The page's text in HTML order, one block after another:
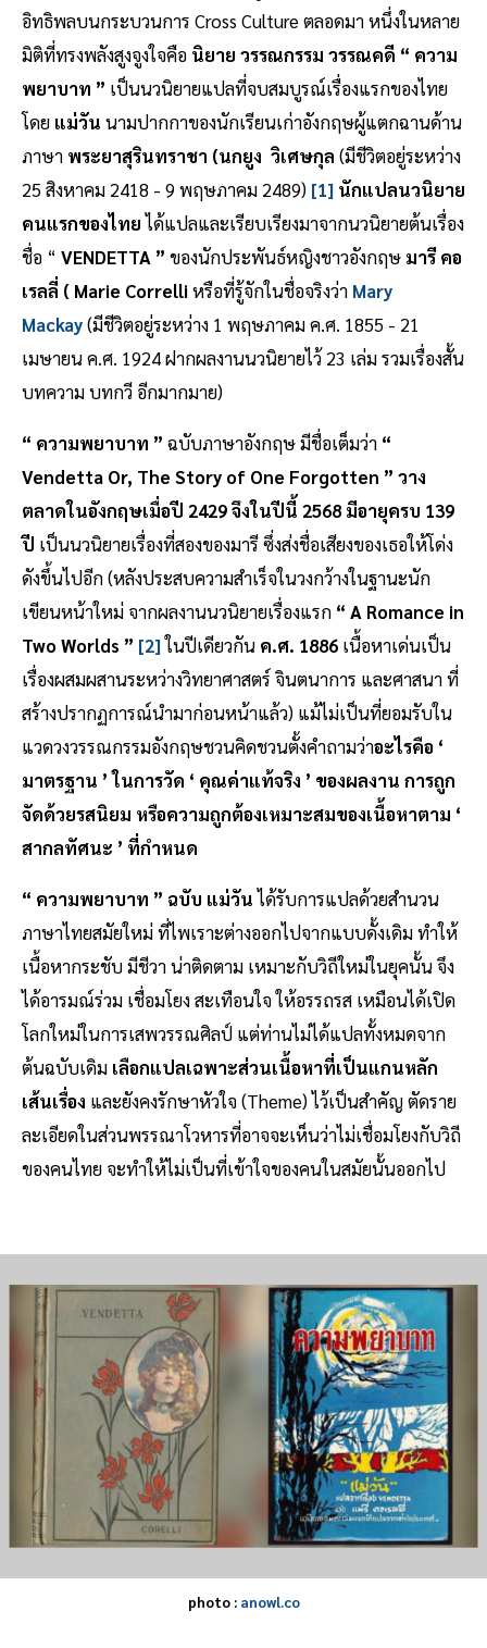
อิทธิพลบนกระบวนการ Cross Culture ตลอดมา หนึ่งในหลาย
มิติที่ทรงพลังสูงจูงใจคือ นิยาย วรรณกรรม วรรณคดี “ ความ
พยาบาท ” เป็นนวนิยายแปลที่จบสมบูรณ์เรื่องแรกของไทย
โดย แม่วัน นามปากกาของนักเรียนเก่าอังกฤษผู้แตกฉานด้าน
ภาษา พระยาสุรินทราชา (นกยูง วิเศษกุล (มีชีวิตอยู่ระหว่าง
25 สิงหาคม 2418 - 9 พฤษภาคม 2489) [1] นักแปลนวนิยาย
คนแรกของไทยได้แปลและเรียบเรียงมาจากนวนิยายต้นเรื่อง
ชื่อ “ VENDETTA ” ของนักประพันธ์หญิงชาวอังกฤษ มารี คอ
เรลลี่ ( Marie Correlliหรือที่รู้จักในชื่อจริงว่า Mary
Mackay(มีชีวิตอยู่ระหว่าง 1 พฤษภาคม ค.ศ. 1855 - 21
เมษายน ค.ศ. 1924 ฝากผลงานนวนิยายไว้ 23 เล่ม รวมเรื่องสั้น
บทความ บทกวี อีกมากมาย)
“ ความพยาบาท ” ฉบับภาษาอังกฤษ มีชื่อเต็มว่า “
Vendetta Or, The Story of One Forgotten ” วาง
ตลาดในอังกฤษเมื่อปี 2429 จึงในปีนี้ 2568 มีอายุครบ 139
ปี เป็นนวนิยายเรื่องที่สองของมารี ซึ่งส่งชื่อเสียงของเธอให้โด่ง
ดังขึ้นไปอีก (หลังประสบความสำเร็จในวงกว้างในฐานะนัก
เขียนหน้าใหม่ จากผลงานนวนิยายเรื่องแรก “ A Romance in
Two Worlds ” [2] ในปีเดียวกัน ค.ศ. 1886 เนื้อหาเด่นเป็น
เรื่องผสมผสานระหว่างวิทยาศาสตร์ จินตนาการ และศาสนา ที่
สร้างปรากฏการณ์นำมาก่อนหน้าแล้ว) แม้ไม่เป็นที่ยอมรับใน
แวดวงวรรณกรรมอังกฤษชวนคิดชวนตั้งคำถามว่าอะไรคือ ‘
มาตรฐาน ’ ในการวัด ‘ คุณค่าแท้จริง ’ ของผลงาน การถูก
จัดด้วยรสนิยม หรือความถูกต้องเหมาะสมของเนื้อหาตาม ‘
สากลทัศนะ ’ ที่กำหนด
“ ความพยาบาท ” ฉบับ แม่วันได้รับการแปลด้วยสำนวน
ภาษาไทยสมัยใหม่ ที่ไพเราะต่างออกไปจากแบบดั้งเดิม ทำให้
เนื้อหากระชับ มีชีวา น่าติดตาม เหมาะกับวิถีใหม่ในยุคนั้น จึง
ได้อารมณ์ร่วม เชื่อมโยง สะเทือนใจ ให้อรรถรส เหมือนได้เปิด
โลกใหม่ในการเสพวรรณศิลป์ แต่ท่านไม่ได้แปลทั้งหมดจาก
ต้นฉบับเดิม เลือกแปลเฉพาะส่วนเนื้อหาที่เป็นแกนหลัก
เส้นเรื่อง และยังคงรักษาหัวใจ (Theme) ไว้เป็นสำคัญ ตัดราย
ละเอียดในส่วนพรรณาโวหารที่อาจจะเห็นว่าไม่เชื่อมโยงกับวิถี
ของคนไทย จะทำให้ไม่เป็นที่เข้าใจของคนในสมัยนั้นออกไป
photo : anowl.co